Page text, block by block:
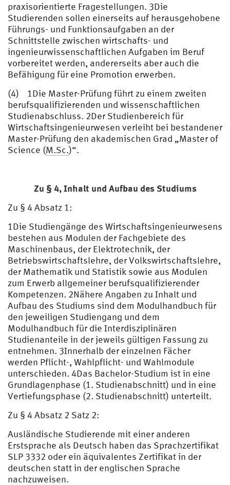
praxisorientierte Fragestellungen. 3Die
Studierenden sollen einerseits auf herausgehobene
Führungs- und Funktionsaufgaben an der
Schnittstelle zwischen wirtschafts- und
ingenieurwissenschaftlichen Aufgaben im Beruf
vorbereitet werden, andererseits aber auch die
Befähigung für eine Promotion erwerben.
(4) 1Die Master-Prüfung führt zu einem zweiten
berufsqualifizierenden und wissenschaftlichen
Studienabschluss. 2Der Studienbereich für
Wirtschaftsingenieurwesen verleiht bei bestandener
Master-Prüfung den akademischen Grad „Master of
Science (M.Sc.)“.
Zu § 4,Inhalt und Aufbau des Studiums
Zu § 4 Absatz 1:
1Die Studiengänge des Wirtschaftsingenieurwesens
bestehen aus Modulen der Fachgebiete des
Maschinenbaus, der Elektrotechnik, der
Betriebswirtschaftslehre, der Volkswirtschaftslehre,
der Mathematik und Statistik sowie aus Modulen
zum Erwerb allgemeiner berufsqualifizierender
Kompetenzen. 2Nähere Angaben zu Inhalt und
Aufbau des Studiums sind dem Modulhandbuch für
den jeweiligen Studiengang und dem
Modulhandbuch für die Interdisziplinären
Studienanteile in der jeweils gültigen Fassung zu
entnehmen. 3Innerhalb der einzelnen Fächer
werden Pflicht-, Wahlpflicht- und Wahlmodule
unterschieden. 4Das Bachelor-Studium ist in eine
Grundlagenphase (1. Studienabschnitt) und in eine
Vertiefungsphase (2. Studienabschnitt) unterteilt.
Zu § 4 Absatz 2 Satz 2:
Ausländische Studierende mit einer anderen
Erstsprache als Deutsch haben das Sprachzertifikat
SLP 3332 oder ein äquivalentes Zertifikat in der
deutschen statt in der englischen Sprache
nachzuweisen.